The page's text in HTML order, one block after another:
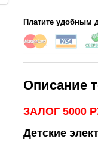
Платите удобным
Описание
ЗАЛОГ 5000
Детские